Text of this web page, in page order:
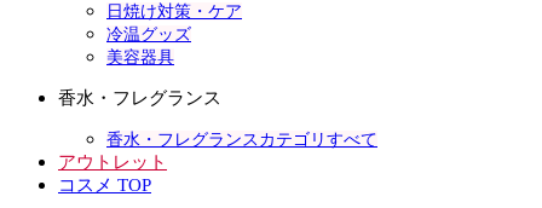
日焼け対策・ケア
冷温グッズ
美容器具
香水・フレグランス
香水・フレグランスカテゴリすべて
アウトレット
コスメ TOP